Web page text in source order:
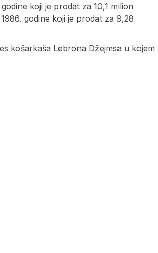
koji je prodat za 10,1 milion
godine koji je prodat za 9,28
košarkaša Lebrona Džejmsa u kojem